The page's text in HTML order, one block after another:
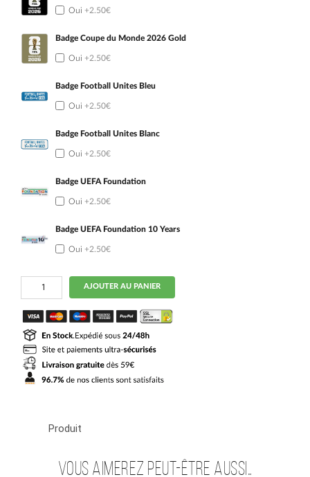
Oui +2.50€
Badge Coupe du Monde 2026 Gold
Oui +2.50€
Badge Football Unites Bleu
Oui +2.50€
Badge Football Unites Blanc
Oui +2.50€
Badge UEFA Foundation
Oui +2.50€
Badge UEFA Foundation 10 Years
Oui +2.50€
quantité
Maillot
Kit
Enfant
Angleterre
Domicile
2026
2027
Rashford
AJOUTER AU PANIER
Produit
Vous aimerez peut-être aussi…